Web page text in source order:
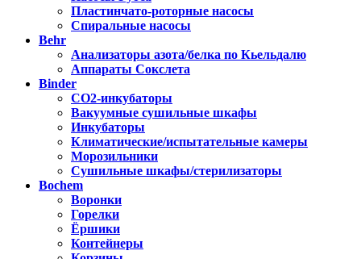
Пластинчато-роторные насосы
Спиральные насосы
Behr
Анализаторы азота/белка по Кьельдалю
Аппараты Сокслета
Binder
CO2-инкубаторы
Вакуумные сушильные шкафы
Инкубаторы
Климатические/испытательные камеры
Морозильники
Сушильные шкафы/стерилизаторы
Bochem
Воронки
Горелки
Ёршики
Контейнеры